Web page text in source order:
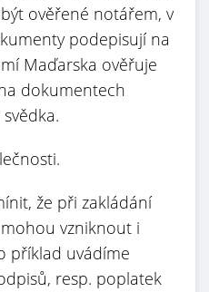
ověřené notářem, v
podepisují na
Maďarska ověřuje
dokumentech
že při zakládání
vzniknout i
příklad uvádíme
resp. poplatek